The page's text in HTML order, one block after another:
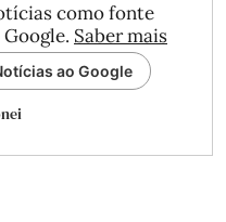
como fonte
Saber mais
ao Google